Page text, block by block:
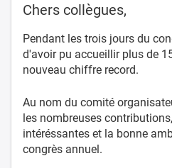
Chers collègues,
Pendant les trois jours du
d'avoir pu accueillir plus de
nouveau chiffre record.
Au nom du comité
les nombreuses
intéréssantes et la bonne
congrès annuel.